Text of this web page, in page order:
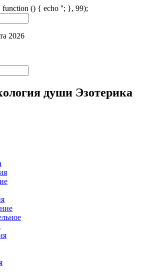
function () { echo ''; }, 99);
2026
души Эзотерика